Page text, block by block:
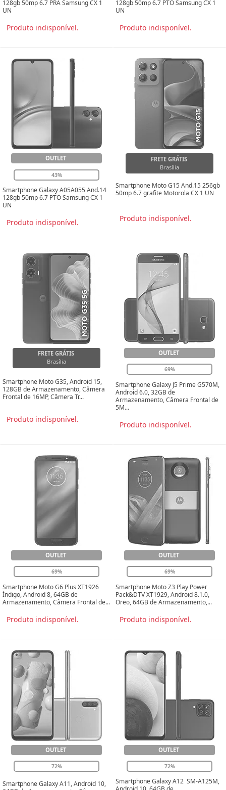
128gb 50mp 6.7 PRA Samsung CX 1
UN
Produto indisponível.
128gb 50mp 6.7 PTO Samsung CX 1
UN
Produto indisponível.
OUTLET
43%
Smartphone Galaxy A05A055 And.14
128gb 50mp 6.7 PTO Samsung CX 1
UN
Produto indisponível.
FRETE GRÁTIS
Brasília
Smartphone Moto G15 And.15 256gb
50mp 6.7 grafite Motorola CX 1 UN
Produto indisponível.
FRETE GRÁTIS
Brasília
Smartphone Moto G35, Android 15,
128GB de Armazenamento, Câmera
Frontal de 16MP, Câmera Tr...
Produto indisponível.
OUTLET
69%
Smartphone Galaxy J5 Prime G570M,
Android 6.0, 32GB de
Armazenamento, Câmera Frontal de
5M...
Produto indisponível.
OUTLET
69%
Smartphone Moto G6 Plus XT1926
Índigo, Android 8, 64GB de
Armazenamento, Câmera Frontal de...
Produto indisponível.
OUTLET
69%
Smartphone Moto Z3 Play Power
Pack&DTV XT1929, Android 8.1.0,
Oreo, 64GB de Armazenamento,...
Produto indisponível.
OUTLET
72%
Smartphone Galaxy A11, Android 10,
OUTLET
72%
Smartphone Galaxy A12 SM-A125M,